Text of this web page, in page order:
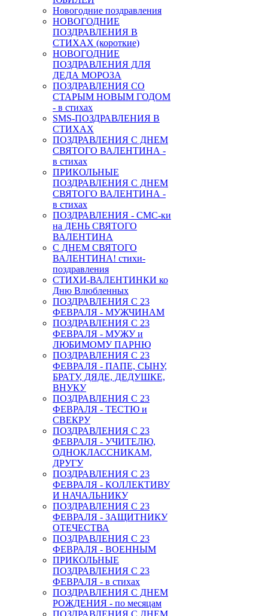
Новогодние поздравления
НОВОГОДНИЕ
ПОЗДРАВЛЕНИЯ В
СТИХАХ (короткие)
НОВОГОДНИЕ
ПОЗДРАВЛЕНИЯ ДЛЯ
ДЕДА МОРОЗА
ПОЗДРАВЛЕНИЯ СО
СТАРЫМ НОВЫМ ГОДОМ
- в стихах
SMS-ПОЗДРАВЛЕНИЯ В
СТИХАХ
ПОЗДРАВЛЕНИЯ С ДНЕМ
СВЯТОГО ВАЛЕНТИНА -
в стихах
ПРИКОЛЬНЫЕ
ПОЗДРАВЛЕНИЯ С ДНЕМ
СВЯТОГО ВАЛЕНТИНА -
в стихах
ПОЗДРАВЛЕНИЯ - СМС-ки
на ДЕНЬ СВЯТОГО
ВАЛЕНТИНА
С ДНЕМ СВЯТОГО
ВАЛЕНТИНА! стихи-
поздравления
СТИХИ-ВАЛЕНТИНКИ ко
Дню Влюбленных
ПОЗДРАВЛЕНИЯ С 23
ФЕВРАЛЯ - МУЖЧИНАМ
ПОЗДРАВЛЕНИЯ С 23
ФЕВРАЛЯ - МУЖУ и
ЛЮБИМОМУ ПАРНЮ
ПОЗДРАВЛЕНИЯ С 23
ФЕВРАЛЯ - ПАПЕ, СЫНУ,
БРАТУ, ДЯДЕ, ДЕДУШКЕ,
ВНУКУ
ПОЗДРАВЛЕНИЯ С 23
ФЕВРАЛЯ - ТЕСТЮ и
СВЕКРУ
ПОЗДРАВЛЕНИЯ С 23
ФЕВРАЛЯ - УЧИТЕЛЮ,
ОДНОКЛАССНИКАМ,
ДРУГУ
ПОЗДРАВЛЕНИЯ С 23
ФЕВРАЛЯ - КОЛЛЕКТИВУ
И НАЧАЛЬНИКУ
ПОЗДРАВЛЕНИЯ С 23
ФЕВРАЛЯ - ЗАЩИТНИКУ
ОТЕЧЕСТВА
ПОЗДРАВЛЕНИЯ С 23
ФЕВРАЛЯ - ВОЕННЫМ
ПРИКОЛЬНЫЕ
ПОЗДРАВЛЕНИЯ С 23
ФЕВРАЛЯ - в стихах
ПОЗДРАВЛЕНИЯ С ДНЕМ
РОЖДЕНИЯ - по месяцам
ПОЗДРАВЛЕНИЯ С ДНЕМ